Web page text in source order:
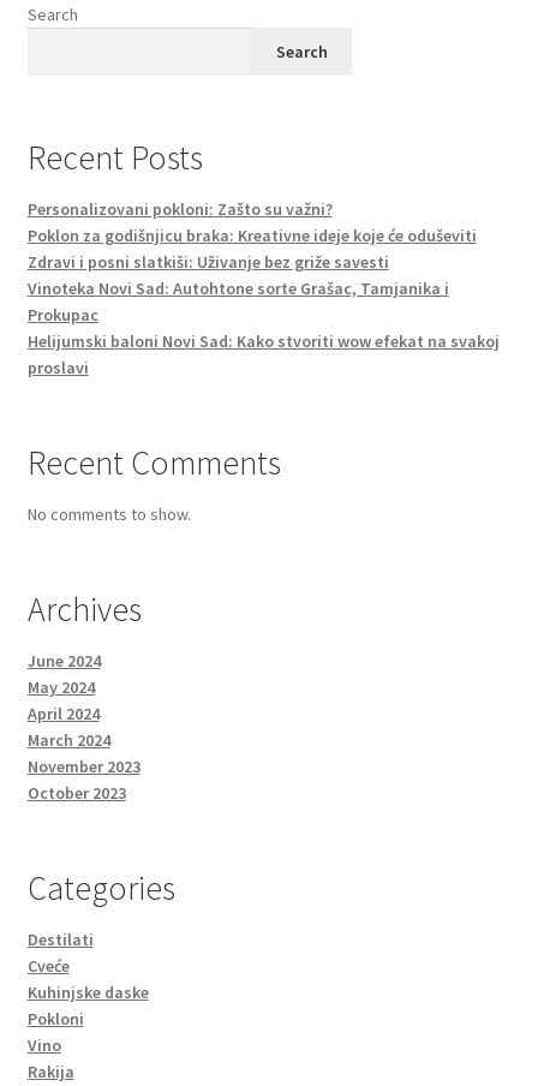
Search
Search
Recent Posts
Personalizovani pokloni: Zašto su važni?
Poklon za godišnjicu braka: Kreativne ideje koje će oduševiti
Zdravi i posni slatkiši: Uživanje bez griže savesti
Vinoteka Novi Sad: Autohtone sorte Grašac, Tamjanika i
Prokupac
Helijumski baloni Novi Sad: Kako stvoriti wow efekat na svakoj
proslavi
Recent Comments
No comments to show.
Archives
June 2024
May 2024
April 2024
March 2024
November 2023
October 2023
Categories
Destilati
Cveće
Kuhinjske daske
Pokloni
Vino
Rakija